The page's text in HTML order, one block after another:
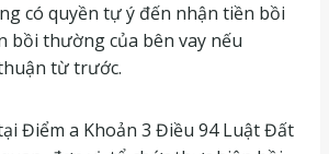
có quyền tự ý đến nhận tiền bồi
bồi thường của bên vay nếu
từ trước.
Điểm a Khoản 3 Điều 94 Luật Đất